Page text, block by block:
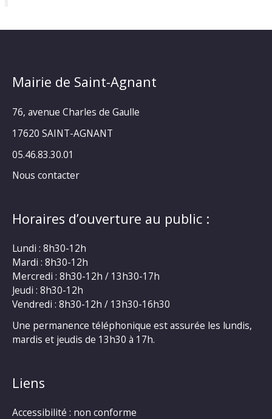
Mairie de Saint-Agnant
76, avenue Charles de Gaulle
17620 SAINT-AGNANT
05.46.83.30.01
Nous contacter
Horaires d’ouverture au public :
Lundi : 8h30-12h
Mardi : 8h30-12h
Mercredi : 8h30-12h / 13h30-17h
Jeudi : 8h30-12h
Vendredi : 8h30-12h / 13h30-16h30
Une permanence téléphonique est assurée les lundis,
mardis et jeudis de 13h30 à 17h.
Liens
Accessibilité : non conforme